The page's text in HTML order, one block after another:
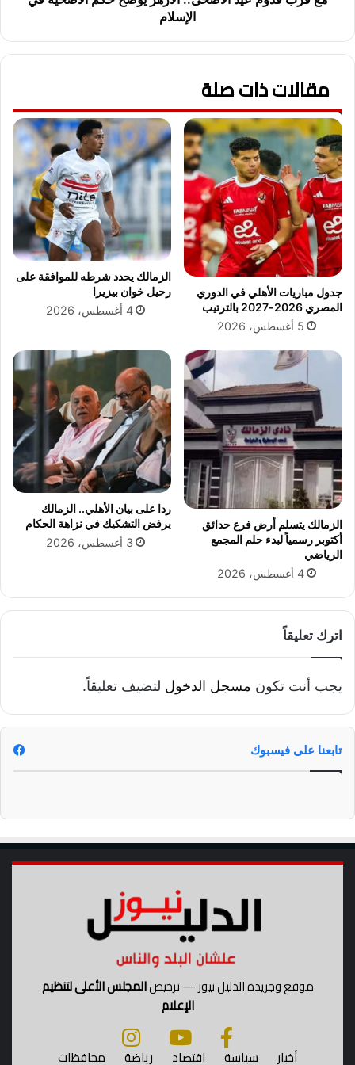
ل
ق
ت
ه
ا
ب
د
و
ي
ت
و
م
ع
م
ر
ي
ح
ى
.
.
ا
ل
أ
ز
ه
ر
و
ض
ح
ك
أ
ض
ح
ي
ة
ي
ا
ل
س
ل
ا
الإسلام
مقالات ذات صلة
جدول مباريات الأهلي في الدوري
المصري 2026-2027 بالترتيب
5 أغسطس، 2026
الزمالك يحدد شرطه للموافقة على
رحيل خوان بيزيرا
4 أغسطس، 2026
الزمالك يتسلم أرض فرع حدائق
أكتوبر رسمياً لبدء حلم المجمع
الرياضي
4 أغسطس، 2026
ردا على بيان الأهلي.. الزمالك
يرفض التشكيك في نزاهة الحكام
3 أغسطس، 2026
اترك تعليقاً
يجب أنت تكون مسجل الدخول لتضيف تعليقاً.
تابعنا على فيسبوك
موقع وجريدة الدليل نيوز — ترخيصالمجلس الأعلى لتنظيم
الإعلام
أخبار سياسة اقتصاد رياضة محافظات